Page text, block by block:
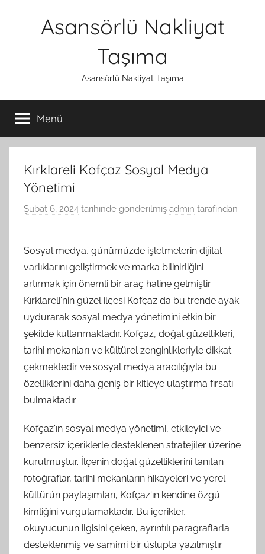
Asansörlü Nakliyat
Taşıma
Asansörlü Nakliyat Taşıma
Menü
Kırklareli Kofçaz Sosyal Medya
Yönetimi
Şubat 6, 2024 tarihinde gönderilmiş admin tarafından
Sosyal medya, günümüzde işletmelerin dijital
varlıklarını geliştirmek ve marka bilinirliğini
artırmak için önemli bir araç haline gelmiştir.
Kırklareli'nin güzel ilçesi Kofçaz da bu trende ayak
uydurarak sosyal medya yönetimini etkin bir
şekilde kullanmaktadır. Kofçaz, doğal güzellikleri,
tarihi mekanları ve kültürel zenginlikleriyle dikkat
çekmektedir ve sosyal medya aracılığıyla bu
özelliklerini daha geniş bir kitleye ulaştırma fırsatı
bulmaktadır.
Kofçaz'ın sosyal medya yönetimi, etkileyici ve
benzersiz içeriklerle desteklenen stratejiler üzerine
kurulmuştur. İlçenin doğal güzelliklerini tanıtan
fotoğraflar, tarihi mekanların hikayeleri ve yerel
kültürün paylaşımları, Kofçaz'ın kendine özgü
kimliğini vurgulamaktadır. Bu içerikler,
okuyucunun ilgisini çeken, ayrıntılı paragraflarla
desteklenmiş ve samimi bir üslupta yazılmıştır.